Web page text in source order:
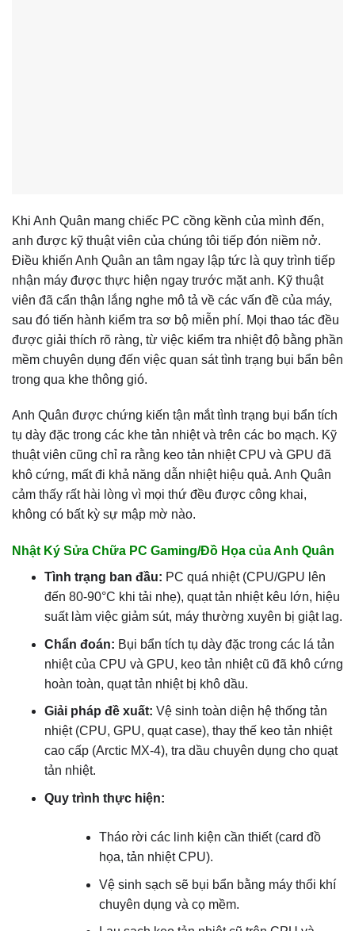
Khi Anh Quân mang chiếc PC cồng kềnh của mình đến,
anh được kỹ thuật viên của chúng tôi tiếp đón niềm nở.
Điều khiến Anh Quân an tâm ngay lập tức là quy trình tiếp
nhận máy được thực hiện ngay trước mặt anh. Kỹ thuật
viên đã cẩn thận lắng nghe mô tả về các vấn đề của máy,
sau đó tiến hành kiểm tra sơ bộ miễn phí. Mọi thao tác đều
được giải thích rõ ràng, từ việc kiểm tra nhiệt độ bằng phần
mềm chuyên dụng đến việc quan sát tình trạng bụi bẩn bên
trong qua khe thông gió.
Anh Quân được chứng kiến tận mắt tình trạng bụi bẩn tích
tụ dày đặc trong các khe tản nhiệt và trên các bo mạch. Kỹ
thuật viên cũng chỉ ra rằng keo tản nhiệt CPU và GPU đã
khô cứng, mất đi khả năng dẫn nhiệt hiệu quả. Anh Quân
cảm thấy rất hài lòng vì mọi thứ đều được công khai,
không có bất kỳ sự mập mờ nào.
Nhật Ký Sửa Chữa PC Gaming/Đồ Họa của Anh Quân
Tình trạng ban đầu: PC quá nhiệt (CPU/GPU lên
đến 80-90°C khi tải nhẹ), quạt tản nhiệt kêu lớn, hiệu
suất làm việc giảm sút, máy thường xuyên bị giật lag.
Chẩn đoán: Bụi bẩn tích tụ dày đặc trong các lá tản
nhiệt của CPU và GPU, keo tản nhiệt cũ đã khô cứng
hoàn toàn, quạt tản nhiệt bị khô dầu.
Giải pháp đề xuất: Vệ sinh toàn diện hệ thống tản
nhiệt (CPU, GPU, quạt case), thay thế keo tản nhiệt
cao cấp (Arctic MX-4), tra dầu chuyên dụng cho quạt
tản nhiệt.
Quy trình thực hiện:
Tháo rời các linh kiện cần thiết (card đồ
họa, tản nhiệt CPU).
Vệ sinh sạch sẽ bụi bẩn bằng máy thổi khí
chuyên dụng và cọ mềm.